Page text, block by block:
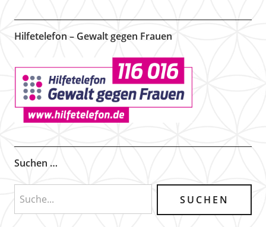
Hilfetelefon – Gewalt gegen Frauen
Suchen …